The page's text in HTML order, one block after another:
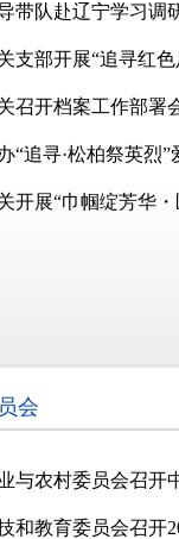
带队赴辽宁学习调
支部开展“追寻红
召开档案工作部署
“追寻·松柏祭英烈
开展“巾帼绽芳华
会
与农村委员会召开
和教育委员会召开